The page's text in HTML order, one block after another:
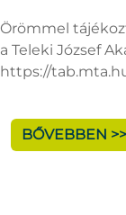
Örömmel
a Teleki József
https://
BŐVEBBEN >>